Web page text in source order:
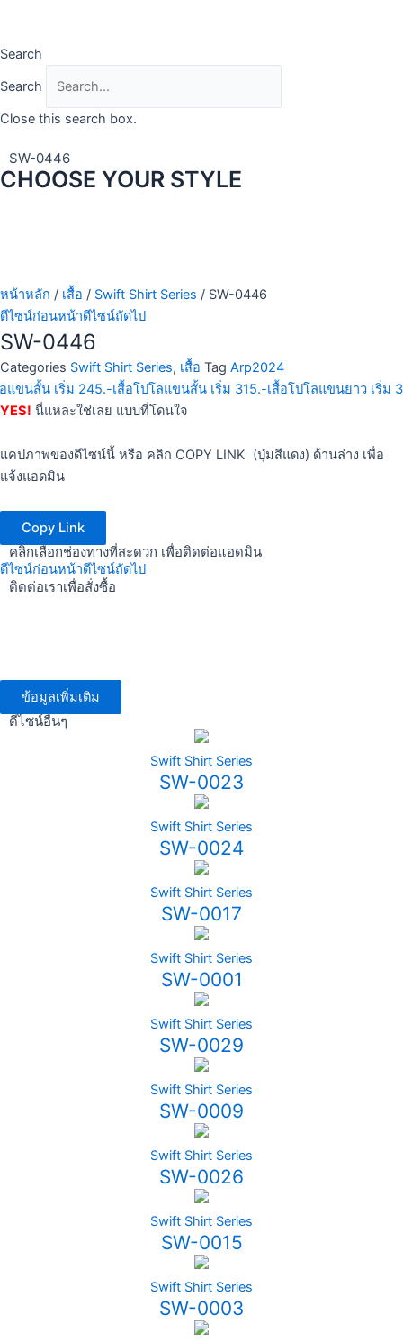
content
Search
Search
Close this search box.
SW-0446
CHOOSE YOUR STYLE
หน้าหลัก / เสื้อ / Swift Shirt Series / SW-0446
ดีไซน์ก่อนหน้าดีไซน์ถัดไป
SW-0446
Categories Swift Shirt Series, เสื้อ Tag Arp2024
แขนสั้น เริ่ม 245.-เสื้อโปโลแขนสั้น เริ่ม 315.-เสื้อโปโลแขนยาว เริ่ม
YES! นี่แหละใช่เลย แบบที่โดนใจ
แคปภาพของดีไซน์นี้ หรือ คลิก COPY LINK (ปุ่มสีแดง) ด้านล่าง เพื่อ
แจ้งแอดมิน
Copy Link
คลิกเลือกช่องทางที่สะดวก เพื่อติดต่อแอดมิน
ดีไซน์ก่อนหน้าดีไซน์ถัดไป
ติดต่อเราเพื่อสั่งซื้อ
ข้อมูลเพิ่มเติม
ดีไซน์อื่นๆ
Swift Shirt Series
SW-0023
Swift Shirt Series
SW-0024
Swift Shirt Series
SW-0017
Swift Shirt Series
SW-0001
Swift Shirt Series
SW-0029
Swift Shirt Series
SW-0009
Swift Shirt Series
SW-0026
Swift Shirt Series
SW-0015
Swift Shirt Series
SW-0003